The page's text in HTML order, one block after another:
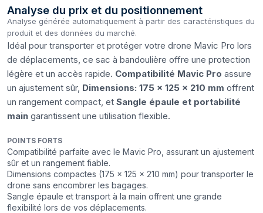
Analyse du prix et du positionnement
Analyse générée automatiquement à partir des caractéristiques du
produit et des données du marché.
Idéal pour transporter et protéger votre drone Mavic Pro lors
de déplacements, ce sac à bandoulière offre une protection
légère et un accès rapide. Compatibilité Mavic Pro assure
un ajustement sûr, Dimensions: 175 x 125 x 210 mm offrent
un rangement compact, et Sangle épaule et portabilité
main garantissent une utilisation flexible.
POINTS FORTS
Compatibilité parfaite avec le Mavic Pro, assurant un ajustement
sûr et un rangement fiable.
Dimensions compactes (175 x 125 x 210 mm) pour transporter le
drone sans encombrer les bagages.
Sangle épaule et transport à la main offrent une grande
flexibilité lors de vos déplacements.